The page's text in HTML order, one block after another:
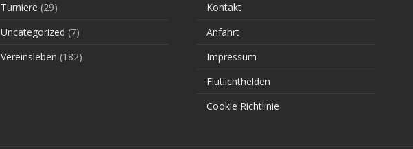
Turniere (29)
Uncategorized (7)
Vereinsleben (182)
Kontakt
Anfahrt
Impressum
Flutlichthelden
Cookie Richtlinie